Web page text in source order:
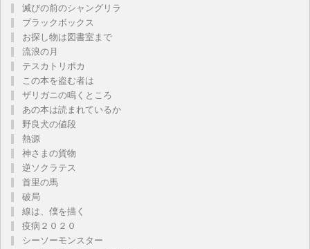
滅びの前のシャングリラ
ブラックボックス
お探し物は図書室まで
流浪の月
テスカトリポカ
この本を盗む者は
ザリガニの鳴くところ
あの本は読まれているか
野良犬の値段
熱源
神さまの貨物
逆ソクラテス
首里の馬
破局
線は、僕を描く
疫病２０２０
シーソーモンスター